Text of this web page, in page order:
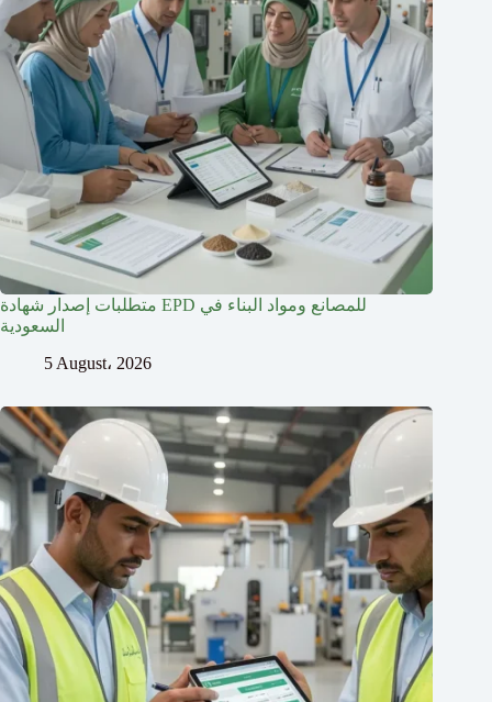
متطلبات إصدار شهادة EPD للمصانع ومواد البناء في
السعودية
5 August، 2026